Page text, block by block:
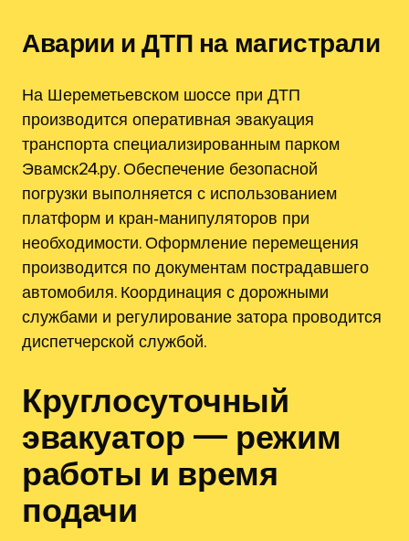
Аварии и ДТП на магистрали
На Шереметьевском шоссе при ДТП
производится оперативная эвакуация
транспорта специализированным парком
Эвамск24.ру. Обеспечение безопасной
погрузки выполняется с использованием
платформ и кран‑манипуляторов при
необходимости. Оформление перемещения
производится по документам пострадавшего
автомобиля. Координация с дорожными
службами и регулирование затора проводится
диспетчерской службой.
Круглосуточный
эвакуатор — режим
работы и время
подачи